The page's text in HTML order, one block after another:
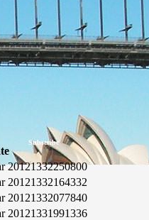
Subscribe
20121332250800
20121332164332
20121332077840
20121331991336